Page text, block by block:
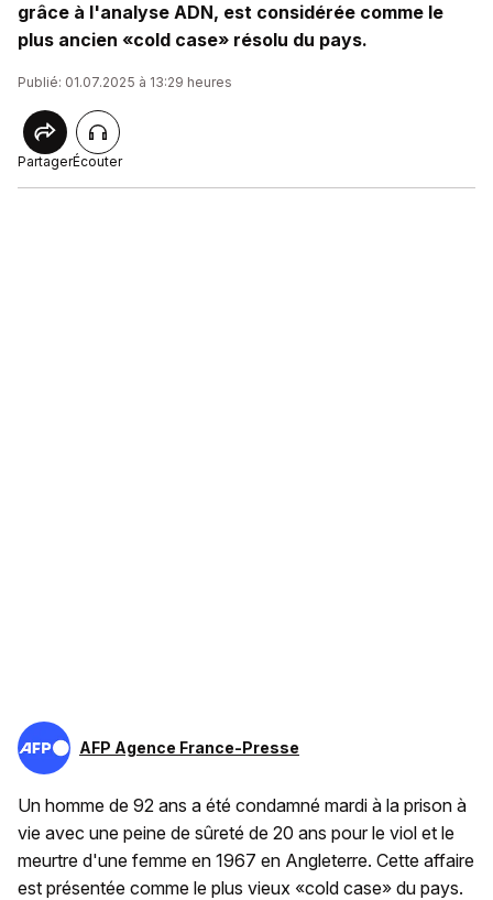
grâce à l'analyse ADN, est considérée comme le
plus ancien «cold case» résolu du pays.
Publié: 01.07.2025 à 13:29 heures
PartagerÉcouter
AFP Agence France-Presse
Un homme de 92 ans a été condamné mardi à la prison à
vie avec une peine de sûreté de 20 ans pour le viol et le
meurtre d'une femme en 1967 en Angleterre. Cette affaire
est présentée comme le plus vieux «cold case» du pays.